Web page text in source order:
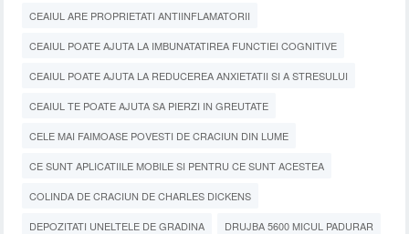
CEAIUL ARE PROPRIETATI ANTIINFLAMATORII
CEAIUL POATE AJUTA LA IMBUNATATIREA FUNCTIEI COGNITIVE
CEAIUL POATE AJUTA LA REDUCEREA ANXIETATII SI A STRESULUI
CEAIUL TE POATE AJUTA SA PIERZI IN GREUTATE
CELE MAI FAIMOASE POVESTI DE CRACIUN DIN LUME
CE SUNT APLICATIILE MOBILE SI PENTRU CE SUNT ACESTEA
COLINDA DE CRACIUN DE CHARLES DICKENS
DEPOZITATI UNELTELE DE GRADINA DRUJBA 5600 MICUL PADURAR